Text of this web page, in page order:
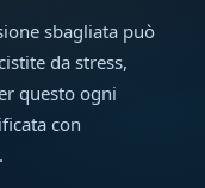
sbagliata può
da stress,
questo ogni
con